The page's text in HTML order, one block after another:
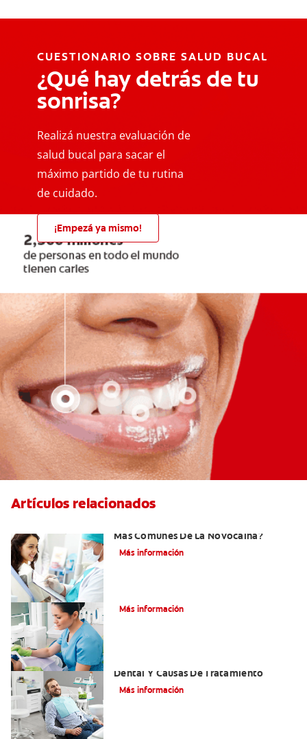
CUESTIONARIO SOBRE SALUD BUCAL
¿Qué hay detrás de tu
sonrisa?
Realizá nuestra evaluación de
salud bucal para sacar el
máximo partido de tu rutina
de cuidado.
¡Empezá ya mismo!
Artículos relacionados
Más Comunes De La Novocaína?
Más información
Más información
Dental Y Causas De Tratamiento
Más información